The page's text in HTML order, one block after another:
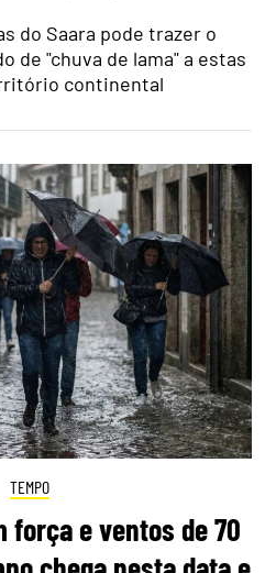
do Saara pode trazer o
de "chuva de lama" a estas
continental
TEMPO
força e ventos de 70